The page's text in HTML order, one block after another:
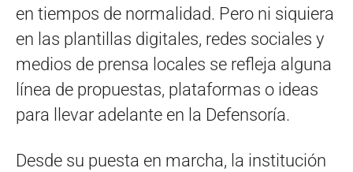
en tiempos de normalidad. Pero ni siquiera
en las plantillas digitales, redes sociales y
medios de prensa locales se refleja alguna
línea de propuestas, plataformas o ideas
para llevar adelante en la Defensoría.
Desde su puesta en marcha, la institución